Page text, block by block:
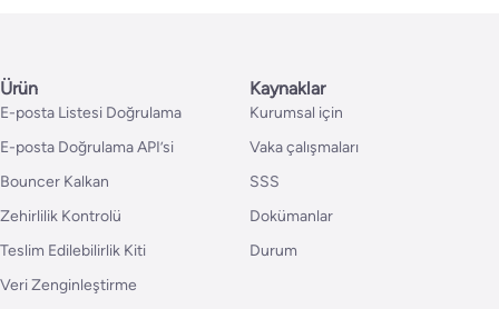
Ürün
E-posta Listesi Doğrulama
E-posta Doğrulama API’si
Bouncer Kalkan
Zehirlilik Kontrolü
Teslim Edilebilirlik Kiti
Veri Zenginleştirme
Kaynaklar
Kurumsal için
Vaka çalışmaları
SSS
Dokümanlar
Durum